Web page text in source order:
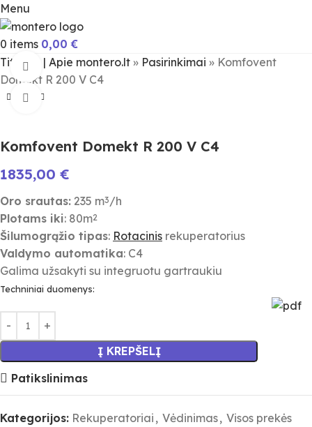
Menu
0 items 0,00€
Titulinis | Apie montero.lt » Pasirinkimai » Komfovent
Domekt R 200 V C4
Žiūrėti video
Spauskite padidinimui
Komfovent Domekt R 200 V C4
1835,00 €
Oro srautas: 235 m3 /h
Plotams iki: 80m2
Šilumogrąžio tipas: Rotacinis rekuperatorius
Valdymo automatika: C4
Galima užsakyti su integruotu gartraukiu
Techniniai duomenys:
Į KREPŠELĮ
Patikslinimas
Kategorijos: Rekuperatoriai , Vėdinimas, Visos prekės